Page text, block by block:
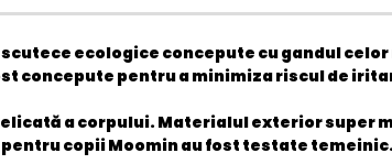
ecologice concepute cu gandul celor
concepute pentru a minimiza riscul de
a corpului. Materialul exterior super
copii Moomin au fost testate